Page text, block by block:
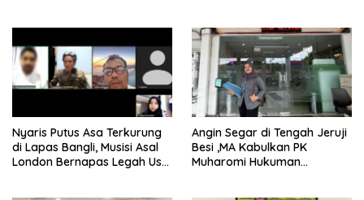
Nyaris Putus Asa Terkurung
di Lapas Bangli, Musisi Asal
London Bernapas Legah Usai
Angin Segar di Tengah Jeruji
Besi ,MA Kabulkan PK
Muharomi Hukuman